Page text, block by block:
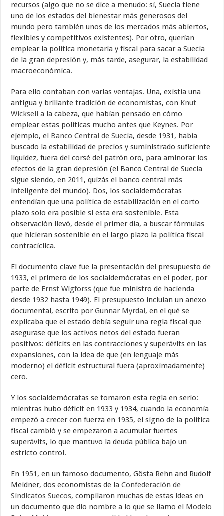
recursos (algo que no se dice a menudo: sí, Suecia tiene
uno de los estados del bienestar más generosos del
mundo pero también unos de los mercados más abiertos,
flexibles y competitivos existentes). Por otro, querían
emplear la política monetaria y fiscal para sacar a Suecia
de la gran depresión y, más tarde, asegurar, la estabilidad
macroeconómica.
Para ello contaban con varias ventajas. Una, existía una
antigua y brillante tradición de economistas, con Knut
Wicksell a la cabeza, que habían pensado en cómo
emplear estas políticas mucho antes que Keynes. Por
ejemplo, el Banco Central de Suecia, desde 1931, había
buscado la estabilidad de precios y suministrado suficiente
liquidez, fuera del corsé del patrón oro, para aminorar los
efectos de la gran depresión (el Banco Central de Suecia
sigue siendo, en 2011, quizás el banco central más
inteligente del mundo). Dos, los socialdemócratas
entendían que una política de estabilización en el corto
plazo solo era posible si esta era sostenible. Esta
observación llevó, desde el primer día, a buscar fórmulas
que hicieran sostenible en el largo plazo la política fiscal
contracíclica.
El documento clave fue la presentación del presupuesto de
1933, el primero de los socialdemócratas en el poder, por
parte de Ernst Wigforss (que fue ministro de hacienda
desde 1932 hasta 1949). El presupuesto incluían un anexo
documental, escrito porGunnar Myrdal, en el qué se
explicaba que el estado debía seguir una regla fiscal que
asegurase que los activos netos del estado fueran
positivos: déficits en las contracciones y superávits en las
expansiones, con la idea de que (en lenguaje más
moderno) el déficit estructural fuera (aproximadamente)
cero.
Y los socialdemócratas se tomaron esta regla en serio:
mientras hubo déficit en 1933 y 1934, cuando la economía
empezó a crecer con fuerza en 1935, el signo de la política
fiscal cambió y se empezaron a acumular fuertes
superávits, lo que mantuvo la deuda pública bajo un
estricto control.
En 1951, en un famoso documento, Gösta Rehn and Rudolf
Meidner, dos economistas de laConfederación de
Sindicatos Suecos, compilaron muchas de estas ideas en
un documento que dio nombre a lo que se llamo el Modelo